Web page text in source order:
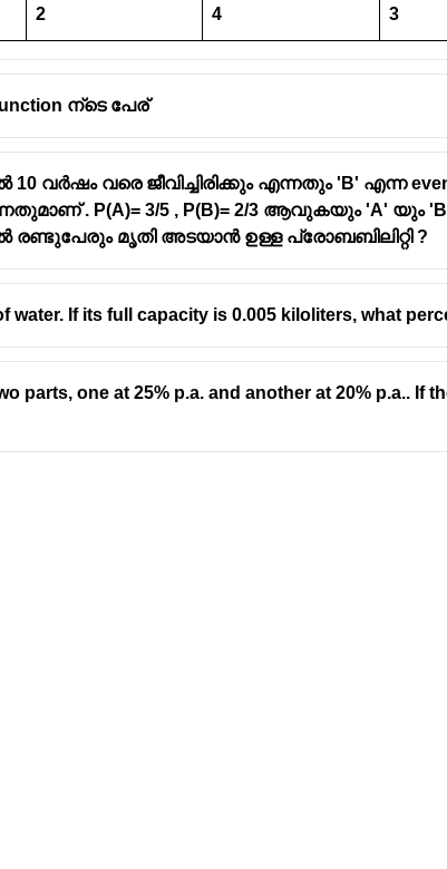
സംഖ്യ).
\frac{(4.20
+ 4.60)}
{2}
(4.20+4.60)
2 4 3
ന്ടെ പേര്
വർഷം വരെ ജീവിച്ചിരിക്കും എന്നതും 'B' എന്ന
എന്നതുമാണ് . P(A)= 3/5 , P(B)= 2/3 ആവുകയും 'A'
മൃതി അടയാൻ ഉള്ള പ്രോബബിലിറ്റി ?
water. If its full capacity is 0.005 kiloliters, what
parts, one at 25% p.a. and another at 20% p.a.. If